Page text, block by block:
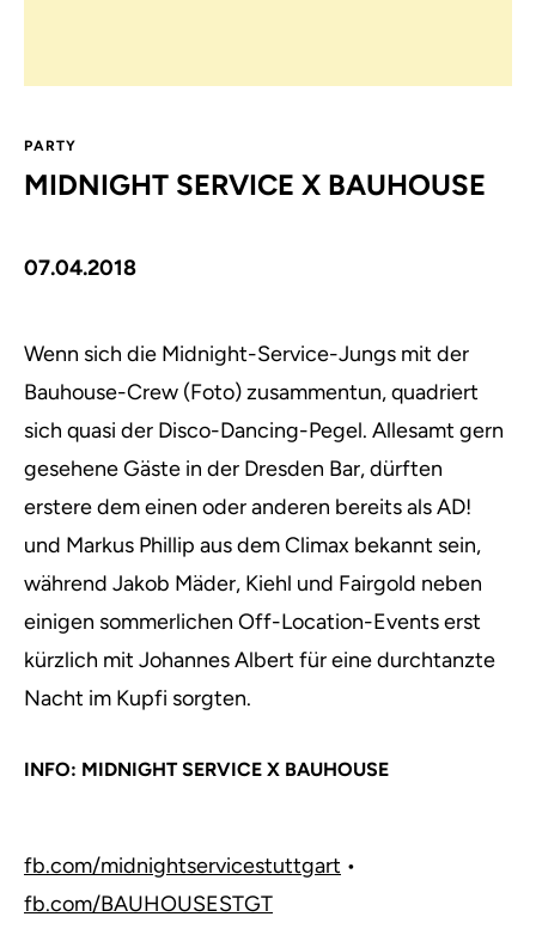
PARTY
MIDNIGHT SERVICE X BAUHOUSE
07.04.2018
Wenn sich die Midnight-Service-Jungs mit der
Bauhouse-Crew (Foto) zusammentun, quadriert
sich quasi der Disco-Dancing-Pegel. Allesamt gern
gesehene Gäste in der Dresden Bar, dürften
erstere dem einen oder anderen bereits als AD!
und Markus Phillip aus dem Climax bekannt sein,
während Jakob Mäder, Kiehl und Fairgold neben
einigen sommerlichen Off-Location-Events erst
kürzlich mit Johannes Albert für eine durchtanzte
Nacht im Kupfi sorgten.
INFO: MIDNIGHT SERVICE X BAUHOUSE
fb.com/midnightservicestuttgart •
fb.com/BAUHOUSESTGT